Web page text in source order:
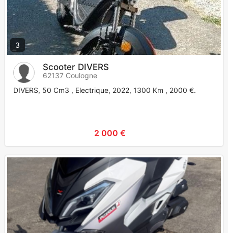
3
Scooter DIVERS
62137 Coulogne
DIVERS, 50 Cm3 , Electrique, 2022, 1300 Km , 2000 €.
2 000 €